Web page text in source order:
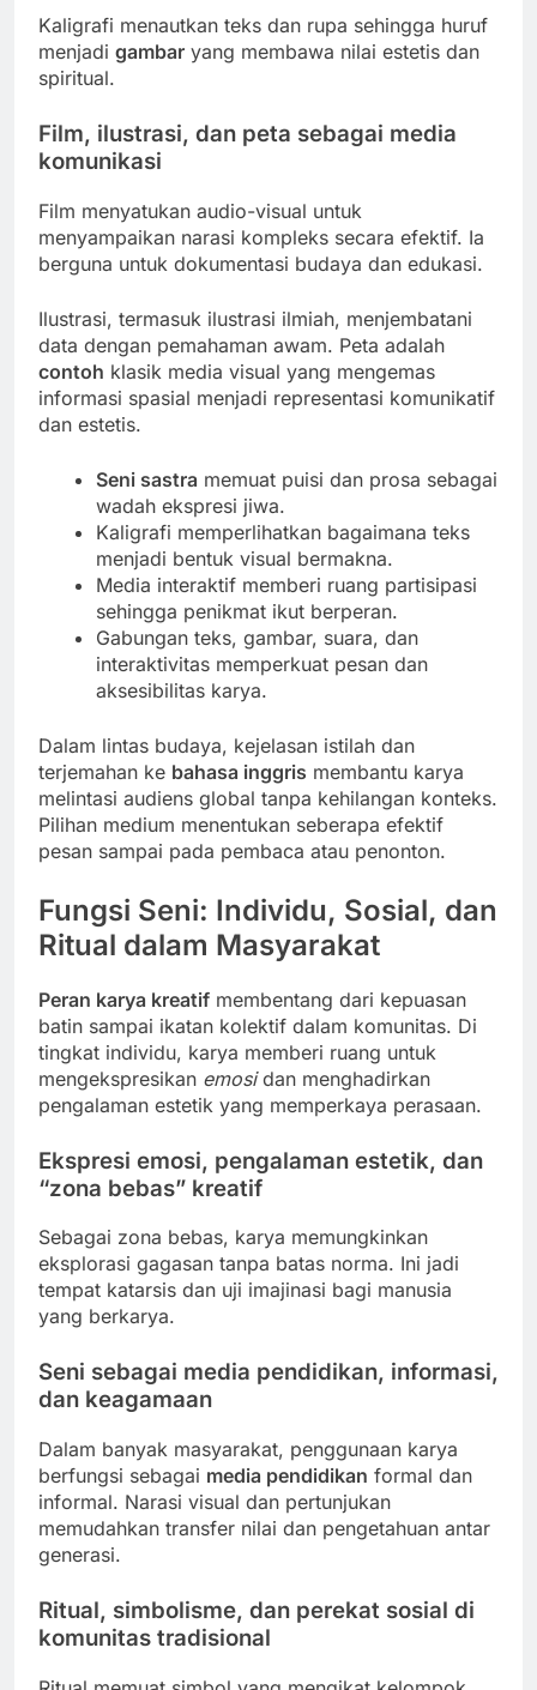
Kaligrafi menautkan teks dan rupa sehingga huruf
menjadi gambar yang membawa nilai estetis dan
spiritual.
Film, ilustrasi, dan peta sebagai media
komunikasi
Film menyatukan audio-visual untuk
menyampaikan narasi kompleks secara efektif. Ia
berguna untuk dokumentasi budaya dan edukasi.
Ilustrasi, termasuk ilustrasi ilmiah, menjembatani
data dengan pemahaman awam. Peta adalah
contoh klasik media visual yang mengemas
informasi spasial menjadi representasi komunikatif
dan estetis.
Seni sastra memuat puisi dan prosa sebagai
wadah ekspresi jiwa.
Kaligrafi memperlihatkan bagaimana teks
menjadi bentuk visual bermakna.
Media interaktif memberi ruang partisipasi
sehingga penikmat ikut berperan.
Gabungan teks, gambar, suara, dan
interaktivitas memperkuat pesan dan
aksesibilitas karya.
Dalam lintas budaya, kejelasan istilah dan
terjemahan ke bahasa inggris membantu karya
melintasi audiens global tanpa kehilangan konteks.
Pilihan medium menentukan seberapa efektif
pesan sampai pada pembaca atau penonton.
Fungsi Seni: Individu, Sosial, dan
Ritual dalam Masyarakat
Peran karya kreatif membentang dari kepuasan
batin sampai ikatan kolektif dalam komunitas. Di
tingkat individu, karya memberi ruang untuk
mengekspresikan emosidan menghadirkan
pengalaman estetik yang memperkaya perasaan.
Ekspresi emosi, pengalaman estetik, dan
“zona bebas” kreatif
Sebagai zona bebas, karya memungkinkan
eksplorasi gagasan tanpa batas norma. Ini jadi
tempat katarsis dan uji imajinasi bagi manusia
yang berkarya.
Seni sebagai media pendidikan, informasi,
dan keagamaan
Dalam banyak masyarakat, penggunaan karya
berfungsi sebagai media pendidikan formal dan
informal. Narasi visual dan pertunjukan
memudahkan transfer nilai dan pengetahuan antar
generasi.
Ritual, simbolisme, dan perekat sosial di
komunitas tradisional